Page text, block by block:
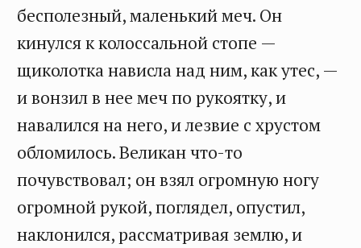
бесполезный, маленький меч. Он
кинулся к колоссальной стопе —
щиколотка нависла над ним, как утес, —
и вонзил в нее меч по рукоятку, и
навалился на него, и лезвие с хрустом
обломилось. Великан что-то
почувствовал; он взял огромную ногу
огромной рукой, поглядел, опустил,
наклонился, рассматривая землю, и